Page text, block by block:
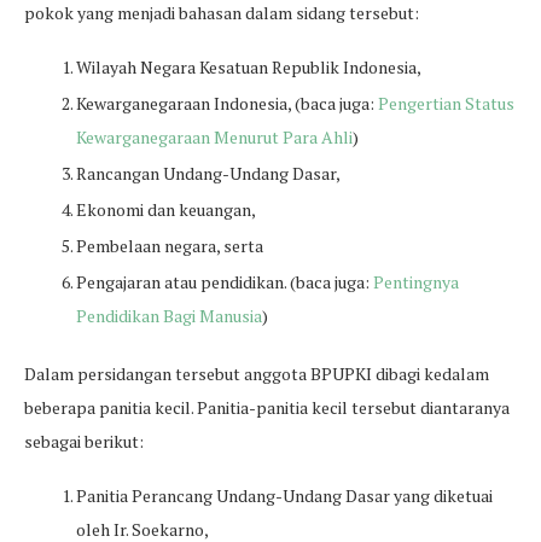
pokok yang menjadi bahasan dalam sidang tersebut:
Wilayah Negara Kesatuan Republik Indonesia,
Kewarganegaraan Indonesia, (baca juga: Pengertian Status
Kewarganegaraan Menurut Para Ahli)
Rancangan Undang-Undang Dasar,
Ekonomi dan keuangan,
Pembelaan negara, serta
Pengajaran atau pendidikan. (baca juga: Pentingnya
Pendidikan Bagi Manusia)
Dalam persidangan tersebut anggota BPUPKI dibagi kedalam
beberapa panitia kecil. Panitia-panitia kecil tersebut diantaranya
sebagai berikut:
Panitia Perancang Undang-Undang Dasar yang diketuai
oleh Ir. Soekarno,